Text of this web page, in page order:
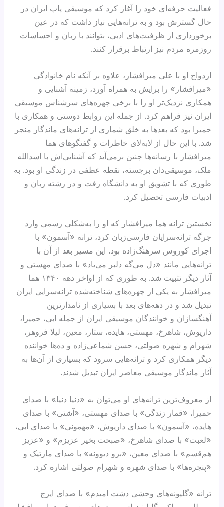
فعالیت حرفه‌ای خود را آغاز کرد که موسیقی پاپ ایران در
حال گسترش بود و به ترانه‌هایی نیاز داشت که در عین
برخورداری از ظرفیت‌های ادبی، بتوانند با زبان و احساسات
روزمره مردم نیز ارتباط برقرار کنند.
ازدواج او با علی میرافشار، علاوه بر آنکه نام خانوادگی
«میرافشار» را برایش به همراه آورد، زمینه آشنایی و
همکاری نزدیک‌تر او را با برخی چهره‌های سرشناس موسیقی
ایران نیز فراهم کرد. از جمله این روابط دوستی و همکاری با
حمیرا بود که بعدها به خلق شماری از ترانه‌های ماندگار منجر
شد. با این حال از لابه‌لای خاطرات و گفتگوهای هما
میرافشار با رسانه‌ها چنین برمی‌آید که آشنایی‌اش با اسدالله
ملک، موسیقی‌دان برجسته، نقطه عطفی در زندگی او بود. به‌
طوری‌ که با تشویق او به دانشگاه رفت و در رشته زبان و
ادبیات فارسی تحصیل کرد.
نخستین ترانه‌ هما میرافشار که او را به‌شکلی رسمی وارد
جرگه ترانه‌سرایان فارسی‌زبان کرد، ترانه «آسمون» با
اجرای کوروس سرهنگ‌زاده بود. این مسیر بعد از آن با
ترانه‌هایی مانند «دل می‌گه دلبر می‌یاد» با صدای مهستی و
آثار دیگر تثبیت شد. به‌ طوری‌ که از اواخر دهه ۱۳۴۰ هما
میرافشار به یکی از چهره‌های شناخته‌شده ترانه‌سرایی ایران
تبدیل شد و در دهه‌های بعد با بسیاری از نامدارترین
آهنگسازان و خوانندگان موسیقی ایران از جمله ابی، حمیرا،
داریوش، شاهرخ، مهستی، هایده، ستار، معین، لیلا فروهر،
شهرام و شهره صولتی، حسن شماعی‌زاده و ده‌ها خواننده
دیگر همکاری کرد و ترانه‌هایی سرود که بسیاری از آن‌ها به
آثار ماندگار موسیقی معاصر ایران تبدیل شدند.
از معروف‌ترین ترانه‌های او می‌توان به «دنیا دنیا» با صدای
حمیرا، «قمار زندگی» با صدای مهستی، «آشتی» با صدای
هایده، «آسمون» با صدای داریوش، «مهمونی» با صدای ابی،
«لعبت» با صدای شاهرخ، «صبحت بخیر عزیزم» و «عزیز
هم‌قسم» با صدای معین، «برو دیوونه» با صدای مارتیک و
«پنجره‌ها» با صدای شهره و شهرام صولتی اشاره کرد.
ترانه «گلپونه‌های وحشی دشت امیدم» با صدای ایرج